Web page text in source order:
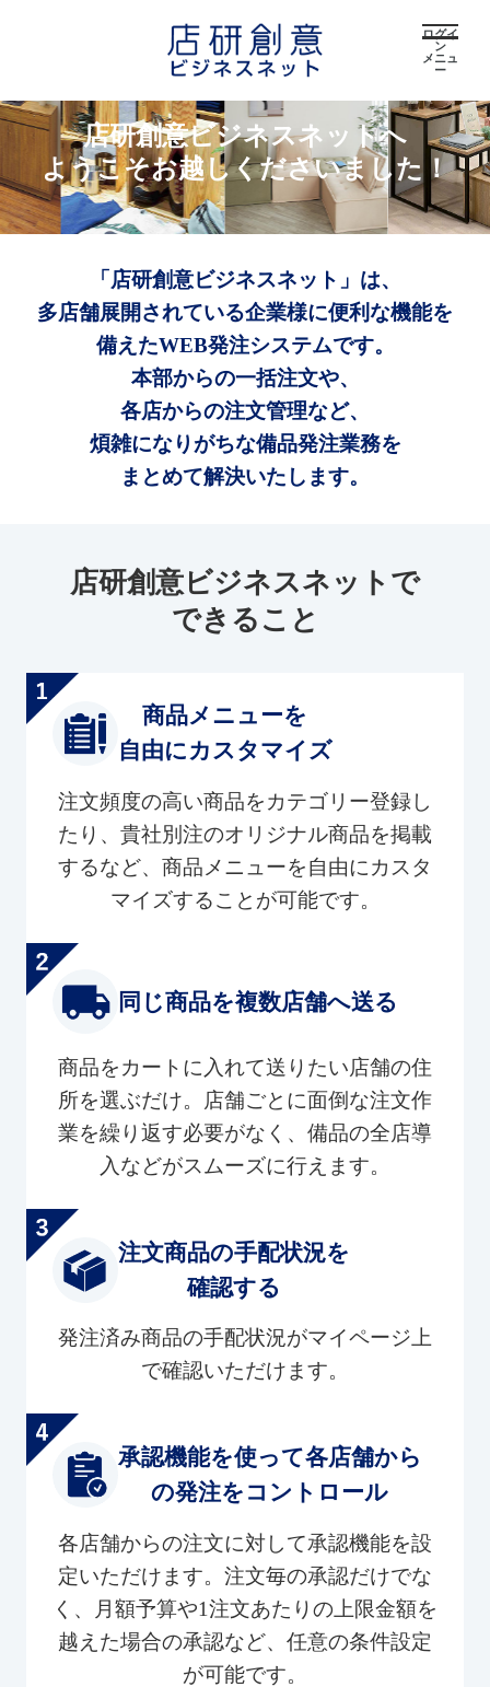
ログイ
ン
メニュ
ー
店研創意ビジネスネットへ
ようこそお越しくださいました！
「店研創意ビジネスネット」は、
多店舗展開されている企業様に便利な機能を
備えたWEB発注システムです。
本部からの一括注文や、
各店からの注文管理など、
煩雑になりがちな備品発注業務を
まとめて解決いたします。
店研創意ビジネスネットで
できること
商品メニューを
自由にカスタマイズ
注文頻度の高い商品をカテゴリー登録し
たり、貴社別注のオリジナル商品を掲載
するなど、商品メニューを自由にカスタ
マイズすることが可能です。
同じ商品を複数店舗へ送る
商品をカートに入れて送りたい店舗の住
所を選ぶだけ。店舗ごとに面倒な注文作
業を繰り返す必要がなく、備品の全店導
入などがスムーズに行えます。
注文商品の手配状況を
確認する
発注済み商品の手配状況がマイページ上
で確認いただけます。
承認機能を使って各店舗から
の発注をコントロール
各店舗からの注文に対して承認機能を設
定いただけます。注文毎の承認だけでな
く、月額予算や1注文あたりの上限金額を
越えた場合の承認など、任意の条件設定
が可能です。